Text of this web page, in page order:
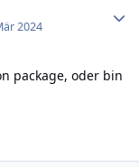
2024
package, oder bin